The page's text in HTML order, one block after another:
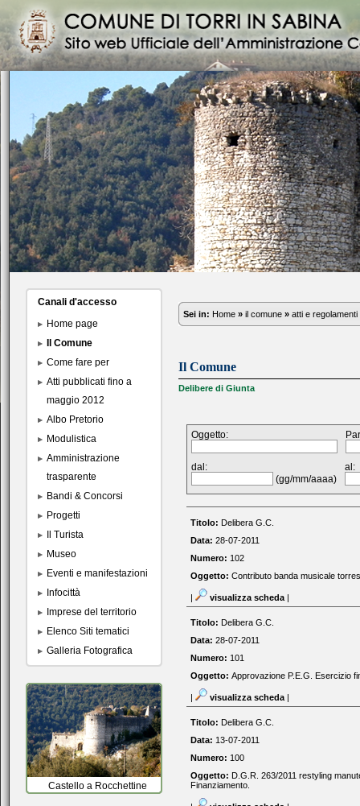
Canali d'accesso
Home page
Il Comune
Come fare per
Atti pubblicati fino a
maggio 2012
Albo Pretorio
Modulistica
Amministrazione
trasparente
Bandi & Concorsi
Progetti
Il Turista
Museo
Eventi e manifestazioni
Infocittà
Imprese del territorio
Elenco Siti tematici
Galleria Fotografica
Castello a Rocchettine
Sei in: Home » il comune » atti e regolamenti
Il Comune
Delibere di Giunta
Oggetto:
dal:
(gg/mm/aaaa)
al:
Titolo: Delibera G.C.
Data: 28-07-2011
Numero: 102
Oggetto: Contributo banda musicale
| visualizza scheda |
Titolo: Delibera G.C.
Data: 28-07-2011
Numero: 101
Oggetto: Approvazione P.E.G. Esercizio
| visualizza scheda |
Titolo: Delibera G.C.
Data: 13-07-2011
Numero: 100
Oggetto: D.G.R. 263/2011 restyling
Finanziamento.